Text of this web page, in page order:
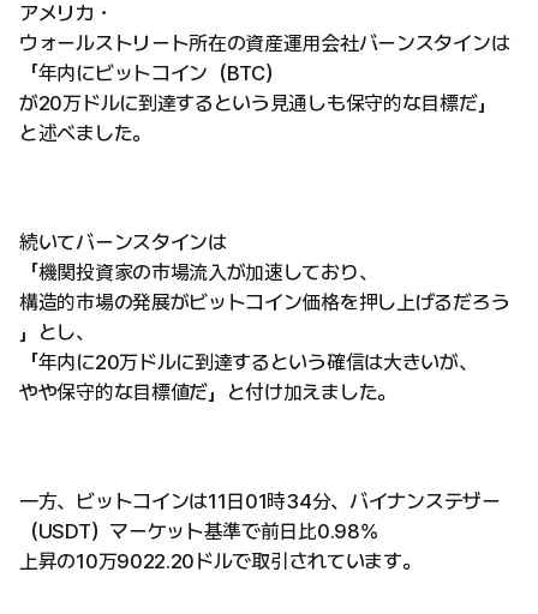
アメリカ・
ウォールストリート所在の資産運用会社バーンスタインは
「年内にビットコイン（BTC）
が20万ドルに到達するという見通しも保守的な目標だ」
と述べました。
続いてバーンスタインは
「機関投資家の市場流入が加速しており、
構造的市場の発展がビットコイン価格を押し上げるだろう
」とし、
「年内に20万ドルに到達するという確信は大きいが、
やや保守的な目標値だ」と付け加えました。
一方、ビットコインは11日01時34分、バイナンステザー
（USDT）マーケット基準で前日比0.98%
上昇の10万9022.20ドルで取引されています。